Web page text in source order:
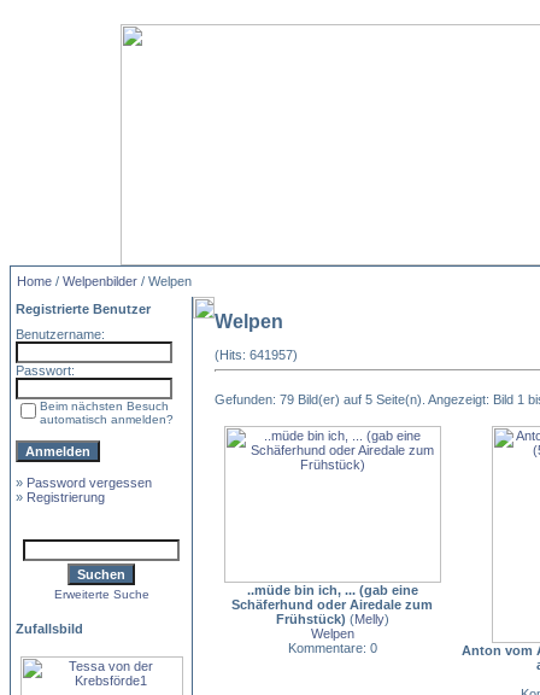
Home / Welpenbilder / Welpen
Registrierte Benutzer
Benutzername:
Passwort:
Beim nächsten Besuch
automatisch anmelden?
» Password vergessen
» Registrierung
Erweiterte Suche
Zufallsbild
Welpen
(Hits: 641957)
Gefunden: 79 Bild(er) auf 5 Seite(n). Angezeigt: Bild 1
..müde bin ich, ... (gab eine
Schäferhund oder Airedale zum
Frühstück) (Melly)
Welpen
Kommentare: 0
Anton vom